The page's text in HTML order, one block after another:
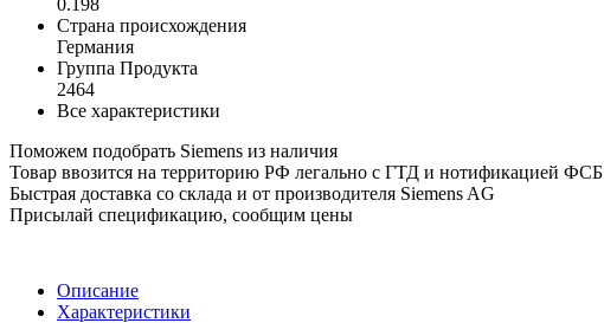
Страна происхождения
Германия
Группа Продукта
2464
Все характеристики
Поможем подобрать Siemens из наличия
Товар ввозится на территорию РФ легально с ГТД и нотификацией ФСБ
Быстрая доставка со склада и от производителя Siemens AG
Присылай спецификацию, сообщим цены
Описание
Характеристики